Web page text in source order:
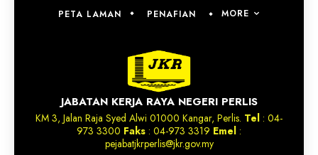
PETA LAMAN PENAFIAN MORE
JABATAN KERJA RAYA NEGERI PERLIS
KM 3, Jalan Raja Syed Alwi 01000 Kangar, Perlis. Tel : 04-
973 3300 Faks : 04-973 3319 Emel :
pejabatjkrperlis@jkr.gov.my